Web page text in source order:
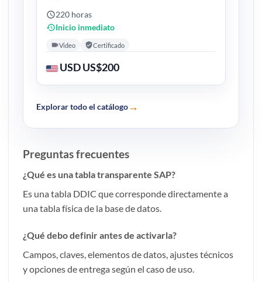
220 horas
Inicio inmediato
Video Certificado
USD US$200
Explorar todo el catálogo→
Preguntas frecuentes
¿Qué es una tabla transparente SAP?
Es una tabla DDIC que corresponde directamente a
una tabla física de la base de datos.
¿Qué debo definir antes de activarla?
Campos, claves, elementos de datos, ajustes técnicos
y opciones de entrega según el caso de uso.